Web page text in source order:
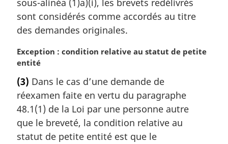
e
m
a
r
g
i
a
l
e
sont considérés comme accordés au titre
des demandes originales.
N
o
e
m
a
r
g
i
Exception : condition relative au statut de petite
entité
(3) Dans le cas d’une demande de
réexamen faite en vertu du paragraphe
48.1(1) de la Loi par une personne autre
que le breveté, la condition relative au
statut de petite entité est que le